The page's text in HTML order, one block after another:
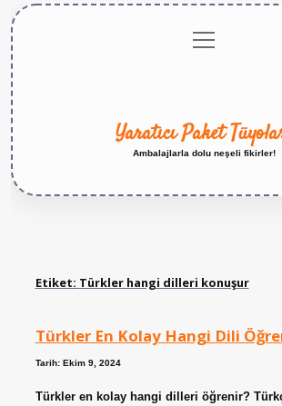
menüyü
aç
Yaratıcı Paket
Ambalajlarla dolu neşeli fikirler!
Etiket: Türkler hangi dilleri konuşur
Türkler En Kolay Hangi Dili
Tarih: Ekim 9, 2024
Türkler en kolay hangi dilleri öğrenir?